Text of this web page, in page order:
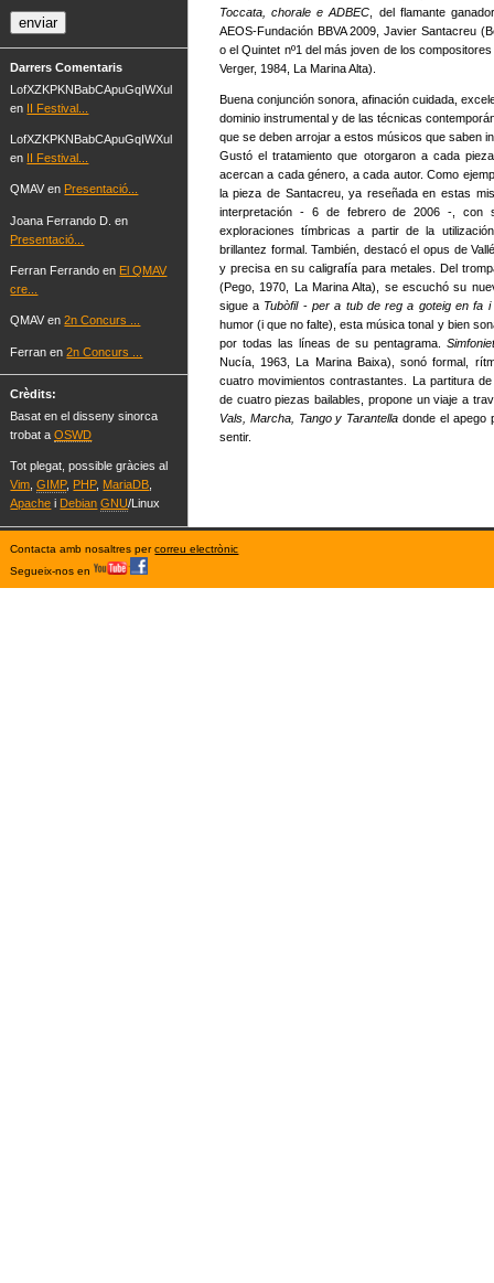
Darrers Comentaris
LofXZKPKNBabCApuGqIWXul
en II Festival...
LofXZKPKNBabCApuGqIWXul
en II Festival...
QMAV en Presentació...
Joana Ferrando D. en
Presentació...
Ferran Ferrando en El QMAV
cre...
QMAV en2n Concurs ...
Ferran en2n Concurs ...
Crèdits:
Basat en el disseny sinorca
trobat aOSWD
Tot plegat, possible gràcies al
Vim ,GIMP, PHP, MariaDB
Apache i Debian GNU/Linux
Toccata, chorale e ADBEC , del flamante
AEOS-Fundación BBVA 2009, Javier Santacreu
o el Quintet nº1 del más joven de los
Verger, 1984, La Marina Alta).
Buena conjunción sonora, afinación cuidada,
dominio instrumental y de las técnicas
que se deben arrojar a estos músicos que saben
Gustó el tratamiento que otorgaron a cada
acercan a cada género, a cada autor. Como
la pieza de Santacreu, ya reseñada en estas
interpretación - 6 de febrero de 2006 -, con
exploraciones tímbricas a partir de la
brillantez formal. También, destacó el opus de
y precisa en su caligrafía para metales. Del
(Pego, 1970, La Marina Alta), se escuchó su
sigue a Tubòfil- per a tub de reg a goteig en fa i
humor (i que no falte), esta música tonal y bien
por todas las líneas de su pentagrama.
Nucía, 1963, La Marina Baixa), sonó formal,
cuatro movimientos contrastantes. La partitura
de cuatro piezas bailables, propone un viaje a
Vals, Marcha, Tango y Tarantella donde el apego
sentir.
Contacta amb nosaltres percorreu electrònic
Segueix-nos en